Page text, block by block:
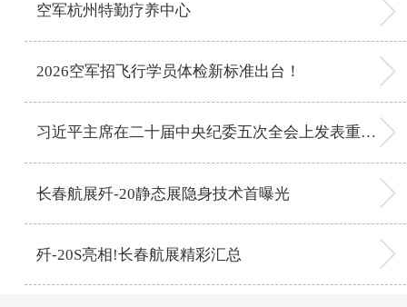
空军杭州特勤疗养中心
2026空军招飞行学员体检新标准出台！
习近平主席在二十届中央纪委五次全会上发表重要讲话
长春航展歼-20静态展隐身技术首曝光
歼-20S亮相!长春航展精彩汇总